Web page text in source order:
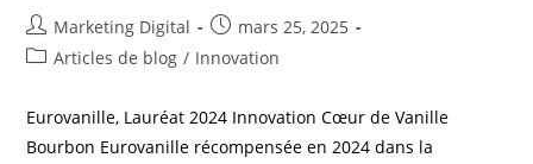
Marketing Digital
mars 25, 2025
Articles de blog / Innovation
Eurovanille, Lauréat 2024 Innovation Cœur de Vanille
Bourbon Eurovanille récompensée en 2024 dans la